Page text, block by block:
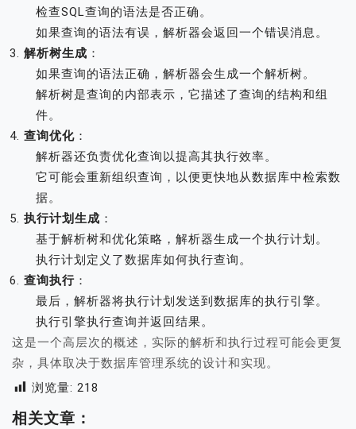
检查SQL查询的语法是否正确。
如果查询的语法有误，解析器会返回一个错误消息。
解析树生成 ：
如果查询的语法正确，解析器会生成一个解析树。
解析树是查询的内部表示，它描述了查询的结构和组
件。
查询优化 ：
解析器还负责优化查询以提高其执行效率。
它可能会重新组织查询，以便更快地从数据库中检索数
据。
执行计划生成 ：
基于解析树和优化策略，解析器生成一个执行计划。
执行计划定义了数据库如何执行查询。
查询执行 ：
最后，解析器将执行计划发送到数据库的执行引擎。
执行引擎执行查询并返回结果。
这是一个高层次的概述，实际的解析和执行过程可能会更复
杂，具体取决于数据库管理系统的设计和实现。
浏览量: 218
相关文章：